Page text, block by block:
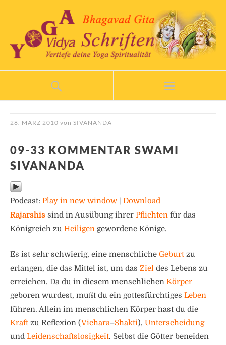
28. MÄRZ 2010 von SIVANANDA
09-33 KOMMENTAR SWAMI
SIVANANDA
Podcast: Play in new window | Download
Rajarshis sind in Ausübung ihrer Pflichten für das
Königreich zu Heiligen gewordene Könige.
Es ist sehr schwierig, eine menschliche Geburt zu
erlangen, die das Mittel ist, um das Ziel des Lebens zu
erreichen. Da du in diesem menschlichen Körper
geboren wurdest, mußt du ein gottesfürchtiges Leben
führen. Allein im menschlichen Körper hast du die
Kraft zu Reflexion (Vichara–Shakti), Unterscheidung
und Leidenschaftslosigkeit. Selbst die Götter beneiden